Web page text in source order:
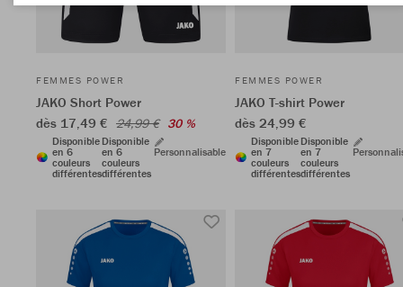
FEMMES POWER
JAKO Short Power
dès 17,49 € 24,99 € 30 %
Disponible
en 6
couleurs
différentes
Disponible
en 6
couleurs
différentes
Personnalisable
FEMMES POWER
JAKO T-shirt Power
dès 24,99 €
Disponible
en 7
couleurs
différentes
Disponible
en 7
couleurs
différentes